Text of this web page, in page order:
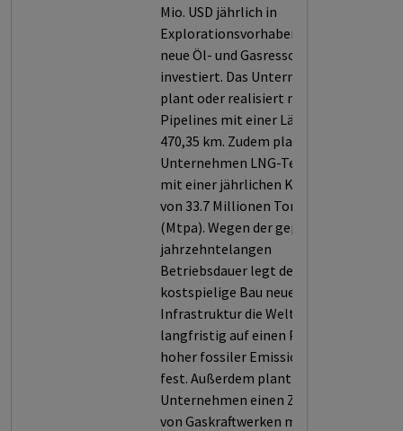
Mio. USD jährlich in
Explorationsvorhaben für
neue Öl- und Gasressourcen
investiert. Das Unternehmen
plant oder realisiert neue
Pipelines mit einer Länge von
470,35 km. Zudem plant das
Unternehmen LNG-Terminals
mit einer jährlichen Kapazität
von 33.7 Millionen Tonnen
(Mtpa). Wegen der geplanten
jahrzehntelangen
Betriebsdauer legt der
kostspielige Bau neuer
Infrastruktur die Welt auch
langfristig auf einen Pfad
hoher fossiler Emissionen
fest. Außerdem plant das
Unternehmen einen Zubau
von Gaskraftwerken mit einer